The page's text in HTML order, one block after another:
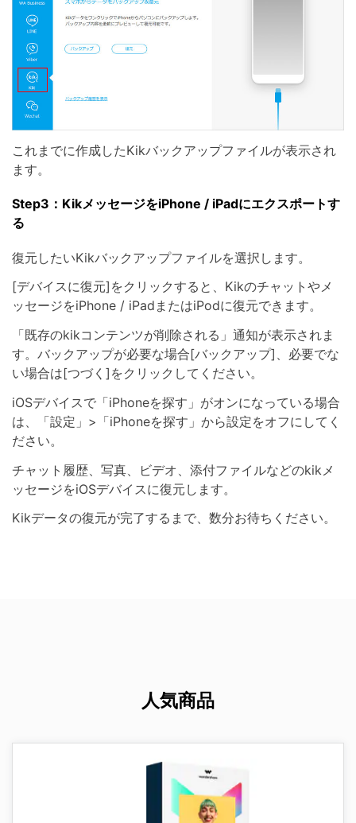
これまでに作成したKikバックアップファイルが表示され
ます。
Step3：KikメッセージをiPhone / iPadにエクスポートす
る
復元したいKikバックアップファイルを選択します。
[デバイスに復元]をクリックすると、Kikのチャットやメ
ッセージをiPhone / iPadまたはiPodに復元できます。
「既存のkikコンテンツが削除される」通知が表示されま
す。バックアップが必要な場合[バックアップ]、必要でな
い場合は[つづく]をクリックしてください。
iOSデバイスで「iPhoneを探す」がオンになっている場合
は、「設定」>「iPhoneを探す」から設定をオフにしてく
ださい。
チャット履歴、写真、ビデオ、添付ファイルなどのkikメ
ッセージをiOSデバイスに復元します。
Kikデータの復元が完了するまで、数分お待ちください。
人気商品